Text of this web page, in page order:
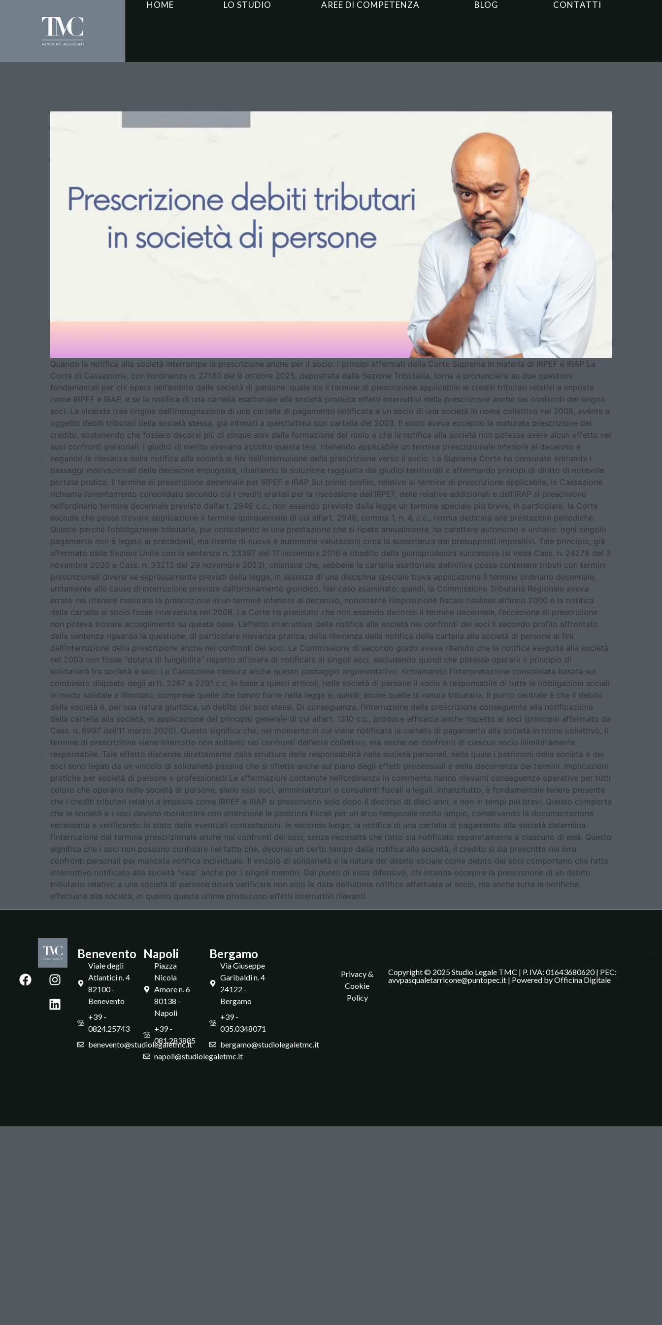
HOME LO STUDIO AREE DI COMPETENZA BLOG CONTATTI
Quando la notifica alla società interrompe la prescrizione anche per il socio: i principi affermati dalla Corte Suprema in materia di IRPEF e IRAP La
Corte di Cassazione, con l’ordinanza n. 27130 del 9 ottobre 2025, depositata dalla Sezione Tributaria, torna a pronunciarsi su due questioni
fondamentali per chi opera nell’ambito delle società di persone: quale sia il termine di prescrizione applicabile ai crediti tributari relativi a imposte
come IRPEF e IRAP, e se la notifica di una cartella esattoriale alla società produca effetti interruttivi della prescrizione anche nei confronti dei singoli
soci. La vicenda trae origine dall’impugnazione di una cartella di pagamento notificata a un socio di una società in nome collettivo nel 2008, avente a
oggetto debiti tributari della società stessa, già intimati a quest’ultima con cartella del 2003. Il socio aveva eccepito la maturata prescrizione del
credito, sostenendo che fossero decorsi più di cinque anni dalla formazione del ruolo e che la notifica alla società non potesse avere alcun effetto nei
suoi confronti personali. I giudici di merito avevano accolto questa tesi, ritenendo applicabile un termine prescrizionale inferiore al decennio e
negando la rilevanza della notifica alla società ai fini dell’interruzione della prescrizione verso il socio. La Suprema Corte ha censurato entrambi i
passaggi motivazionali della decisione impugnata, ribaltando la soluzione raggiunta dai giudici territoriali e affermando principi di diritto di notevole
portata pratica. Il termine di prescrizione decennale per IRPEF e IRAP Sul primo profilo, relativo al termine di prescrizione applicabile, la Cassazione
richiama l’orientamento consolidato secondo cui i crediti erariali per la riscossione dell’IRPEF, delle relative addizionali e dell’IRAP si prescrivono
nell’ordinario termine decennale previsto dall’art. 2946 c.c., non essendo previsto dalla legge un termine speciale più breve. In particolare, la Corte
esclude che possa trovare applicazione il termine quinquennale di cui all’art. 2948, comma 1, n. 4, c.c., norma dedicata alle prestazioni periodiche.
Questo perché l’obbligazione tributaria, pur consistendo in una prestazione che si ripete annualmente, ha carattere autonomo e unitario: ogni singolo
pagamento non è legato ai precedenti, ma risente di nuove e autonome valutazioni circa la sussistenza dei presupposti impositivi. Tale principio, già
affermato dalle Sezioni Unite con la sentenza n. 23397 del 17 novembre 2016 e ribadito dalla giurisprudenza successiva (si veda Cass. n. 24278 del 3
novembre 2020 e Cass. n. 33213 del 29 novembre 2023), chiarisce che, sebbene la cartella esattoriale definitiva possa contenere tributi con termini
prescrizionali diversi se espressamente previsti dalla legge, in assenza di una disciplina speciale trova applicazione il termine ordinario decennale,
unitamente alle cause di interruzione previste dall’ordinamento giuridico. Nel caso esaminato, quindi, la Commissione Tributaria Regionale aveva
errato nel ritenere maturata la prescrizione in un termine inferiore al decennio, nonostante l’imposizione fiscale risalisse all’anno 2000 e la notifica
della cartella al socio fosse intervenuta nel 2008. La Corte ha precisato che non essendo decorso il termine decennale, l’eccezione di prescrizione
non poteva trovare accoglimento su questa base. L’effetto interruttivo della notifica alla società nei confronti dei soci Il secondo profilo affrontato
dalla sentenza riguarda la questione, di particolare rilevanza pratica, della rilevanza della notifica della cartella alla società di persone ai fini
dell’interruzione della prescrizione anche nei confronti dei soci. La Commissione di secondo grado aveva ritenuto che la notifica eseguita alla società
nel 2003 non fosse “dotata di fungibilità” rispetto all’onere di notificare ai singoli soci, escludendo quindi che potesse operare il principio di
solidarietà tra società e soci. La Cassazione censura anche questo passaggio argomentativo, richiamando l’interpretazione consolidata basata sul
combinato disposto degli artt. 2267 e 2291 c.c. In base a questi articoli, nelle società di persone il socio è responsabile di tutte le obbligazioni sociali
in modo solidale e illimitato, comprese quelle che hanno fonte nella legge e, quindi, anche quelle di natura tributaria. Il punto centrale è che il debito
della società è, per sua natura giuridica, un debito dei soci stessi. Di conseguenza, l’interruzione della prescrizione conseguente alla notificazione
della cartella alla società, in applicazione del principio generale di cui all’art. 1310 c.c., produce efficacia anche rispetto ai soci (principio affermato da
Cass. n. 6997 dell’11 marzo 2020). Questo significa che, nel momento in cui viene notificata la cartella di pagamento alla società in nome collettivo, il
termine di prescrizione viene interrotto non soltanto nei confronti dell’ente collettivo, ma anche nei confronti di ciascun socio illimitatamente
responsabile. Tale effetto discende direttamente dalla struttura della responsabilità nelle società personali, nella quale i patrimoni della società e dei
soci sono legati da un vincolo di solidarietà passiva che si riflette anche sul piano degli effetti processuali e della decorrenza dei termini. Implicazioni
pratiche per società di persone e professionisti Le affermazioni contenute nell’ordinanza in commento hanno rilevanti conseguenze operative per tutti
coloro che operano nelle società di persone, siano essi soci, amministratori o consulenti fiscali e legali. Innanzitutto, è fondamentale tenere presente
che i crediti tributari relativi a imposte come IRPEF e IRAP si prescrivono solo dopo il decorso di dieci anni, e non in tempi più brevi. Questo comporta
che le società e i soci devono monitorare con attenzione le posizioni fiscali per un arco temporale molto ampio, conservando la documentazione
necessaria e verificando lo stato delle eventuali contestazioni. In secondo luogo, la notifica di una cartella di pagamento alla società determina
l’interruzione del termine prescrizionale anche nei confronti dei soci, senza necessità che l’atto sia notificato separatamente a ciascuno di essi. Questo
significa che i soci non possono confidare nel fatto che, decorso un certo tempo dalla notifica alla società, il credito si sia prescritto nei loro
confronti personali per mancata notifica individuale. Il vincolo di solidarietà e la natura del debito sociale come debito dei soci comportano che l’atto
interruttivo notificato alla società “vale” anche per i singoli membri. Dal punto di vista difensivo, chi intenda eccepire la prescrizione di un debito
tributario relativo a una società di persone dovrà verificare non solo la data dell’ultima notifica effettuata al socio, ma anche tutte le notifiche
effettuate alla società, in quanto queste ultime producono effetti interruttivi rilevanti
Benevento
Viale degli
Atlantici n. 4
82100 -
Benevento
+39 -
0824.25743
benevento@studiolegaletmc.it
Napoli
Piazza
Nicola
Amore n. 6
80138 -
Napoli
+39 -
081.283885
napoli@studiolegaletmc.it
Bergamo
Via Giuseppe
Garibaldi n. 4
24122 -
Bergamo
+39 -
035.0348071
bergamo@studiolegaletmc.it
Privacy &
Cookie
Policy
Copyright © 2025 Studio Legale TMC | P. IVA: 01643680620 | PEC:
avvpasqualetarricone@puntopec.it | Powered byOfficina Digitale